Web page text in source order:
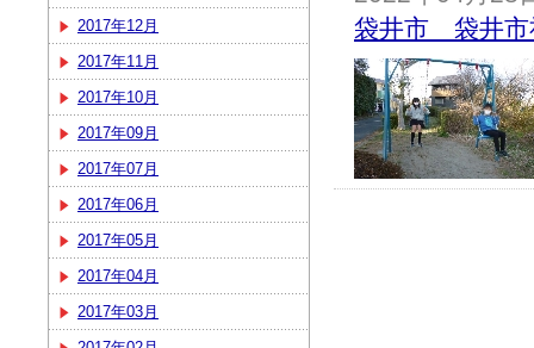
2017年12月
2017年11月
2017年10月
2017年09月
2017年07月
2017年06月
2017年05月
2017年04月
2017年03月
袋井市 袋井市